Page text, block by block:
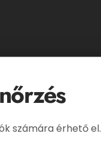
számára érhető el.